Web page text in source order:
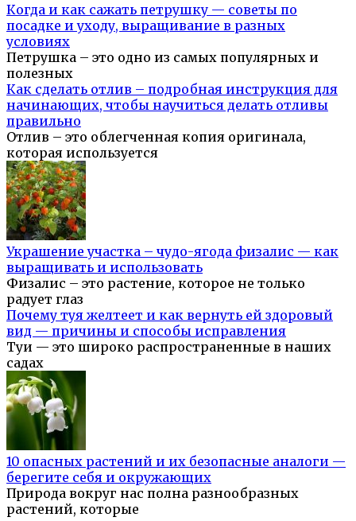
Когда и как сажать петрушку — советы по
посадке и уходу, выращивание в разных
условиях
Петрушка – это одно из самых популярных и
полезных
Как сделать отлив – подробная инструкция для
начинающих, чтобы научиться делать отливы
правильно
Отлив – это облегченная копия оригинала,
которая используется
Украшение участка – чудо-ягода физалис — как
выращивать и использовать
Физалис – это растение, которое не только
радует глаз
Почему туя желтеет и как вернуть ей здоровый
вид — причины и способы исправления
Туи — это широко распространенные в наших
садах
10 опасных растений и их безопасные аналоги —
берегите себя и окружающих
Природа вокруг нас полна разнообразных
растений, которые